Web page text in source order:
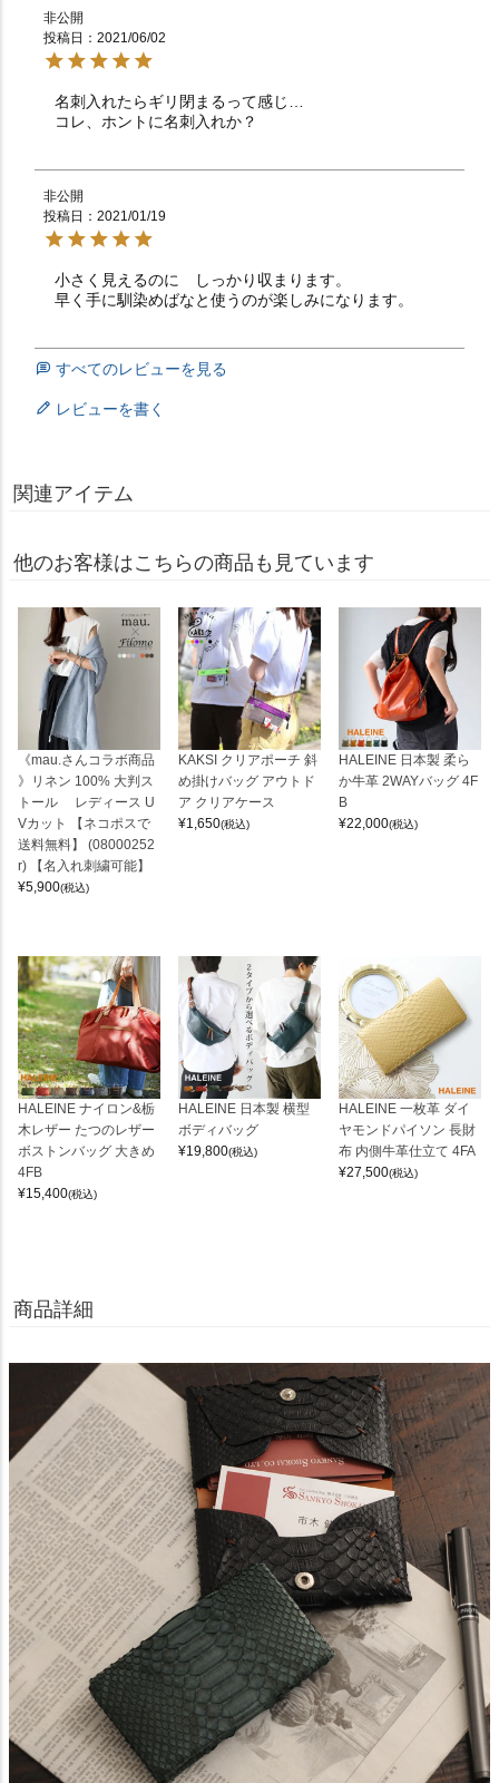
非公開
投稿日
2021/06/02
名刺入れたらギリ閉まるって感じ…
コレ、ホントに名刺入れか？
非公開
投稿日
2021/01/19
小さく見えるのに　しっかり収まります。
早く手に馴染めばなと使うのが楽しみになります。
すべてのレビューを見る
レビューを書く
関連アイテム
他のお客様はこちらの商品も見ています
《mau.さんコラボ商品
》リネン 100% 大判ス
トール レディース U
Vカット 【ネコポスで
送料無料】 (08000252
r) 【名入れ刺繍可能】
¥5,900(税込)
KAKSI クリアポーチ 斜
め掛けバッグ アウトド
ア クリアケース
¥1,650(税込)
HALEINE 日本製 柔ら
か牛革 2WAYバッグ 4F
B
¥22,000(税込)
HALEINE ナイロン&栃
木レザー たつのレザー
ボストンバッグ 大きめ
4FB
¥15,400(税込)
HALEINE 日本製 横型
ボディバッグ
¥19,800(税込)
HALEINE 一枚革 ダイ
ヤモンドパイソン 長財
布 内側牛革仕立て 4FA
¥27,500(税込)
商品詳細